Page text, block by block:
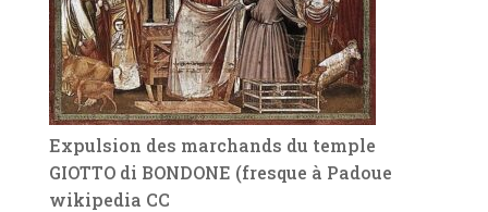
Expulsion des marchands du temple
GIOTTO di BONDONE (fresque à Padoue
wikipedia CC